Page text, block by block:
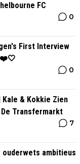
FC
0
First Interview
0
Kale & Kokkie Zien
Transfermarkt
7
ambitieus